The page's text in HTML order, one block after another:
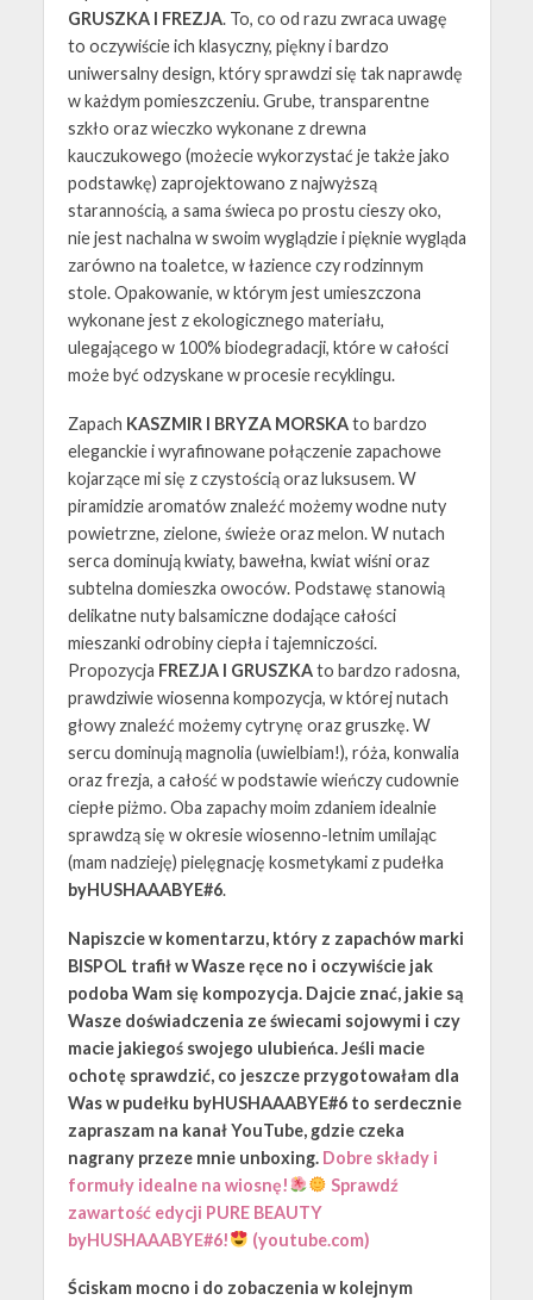
GRUSZKA I FREZJA. To, co od razu zwraca uwagę
to oczywiście ich klasyczny, piękny i bardzo
uniwersalny design, który sprawdzi się tak naprawdę
w każdym pomieszczeniu. Grube, transparentne
szkło oraz wieczko wykonane z drewna
kauczukowego (możecie wykorzystać je także jako
podstawkę) zaprojektowano z najwyższą
starannością, a sama świeca po prostu cieszy oko,
nie jest nachalna w swoim wyglądzie i pięknie wygląda
zarówno na toaletce, w łazience czy rodzinnym
stole. Opakowanie, w którym jest umieszczona
wykonane jest z ekologicznego materiału,
ulegającego w 100% biodegradacji, które w całości
może być odzyskane w procesie recyklingu.
Zapach KASZMIR I BRYZA MORSKAto bardzo
eleganckie i wyrafinowane połączenie zapachowe
kojarzące mi się z czystością oraz luksusem. W
piramidzie aromatów znaleźć możemy wodne nuty
powietrzne, zielone, świeże oraz melon. W nutach
serca dominują kwiaty, bawełna, kwiat wiśni oraz
subtelna domieszka owoców. Podstawę stanowią
delikatne nuty balsamiczne dodające całości
mieszanki odrobiny ciepła i tajemniczości.
Propozycja FREZJA I GRUSZKAto bardzo radosna,
prawdziwie wiosenna kompozycja, w której nutach
głowy znaleźć możemy cytrynę oraz gruszkę. W
sercu dominują magnolia (uwielbiam!), róża, konwalia
oraz frezja, a całość w podstawie wieńczy cudownie
ciepłe piżmo. Oba zapachy moim zdaniem idealnie
sprawdzą się w okresie wiosenno-letnim umilając
(mam nadzieję) pielęgnację kosmetykami z pudełka
byHUSHAAABYE#6.
Napiszcie w komentarzu, który z zapachów marki
BISPOL trafił w Wasze ręce no i oczywiście jak
podoba Wam się kompozycja. Dajcie znać, jakie są
Wasze doświadczenia ze świecami sojowymi i czy
macie jakiegoś swojego ulubieńca. Jeśli macie
ochotę sprawdzić, co jeszcze przygotowałam dla
Was w pudełku byHUSHAAABYE#6 to serdecznie
zapraszam na kanał YouTube, gdzie czeka
nagrany przeze mnie unboxing. Dobre składy i
formuły idealne na wiosnę!
Sprawdź
zawartość edycji PURE BEAUTY
byHUSHAAABYE#6!
(youtube.com)
Ściskam mocno i do zobaczenia w kolejnym